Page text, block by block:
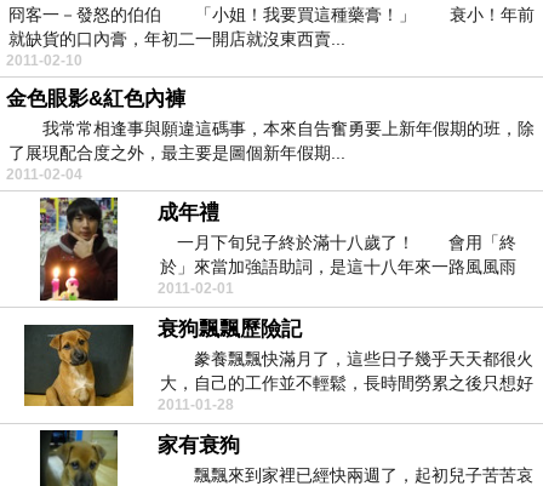
冏客一－發怒的伯伯 「小姐！我要買這種藥膏！」 衰小！年前
就缺貨的口內膏，年初二一開店就沒東西賣...
2011-02-10
金色眼影&紅色內褲
我常常相逢事與願違這碼事，本來自告奮勇要上新年假期的班，除
了展現配合度之外，最主要是圖個新年假期...
2011-02-04
成年禮
一月下旬兒子終於滿十八歲了！ 會用「終
於」來當加強語助詞，是這十八年來一路風風雨
雨，能勉強平安順...
2011-02-01
衰狗飄飄歷險記
豢養飄飄快滿月了，這些日子幾乎天天都很火
大，自己的工作並不輕鬆，長時間勞累之後只想好
好休息、做點...
2011-01-28
家有衰狗
飄飄來到家裡已經快兩週了，起初兒子苦苦哀